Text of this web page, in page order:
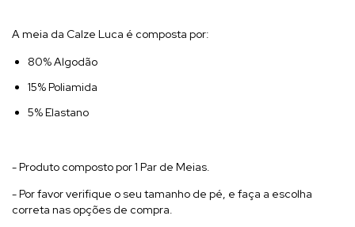
A meia da Calze Luca é composta por:
80% Algodão
15% Poliamida
5% Elastano
- Produto composto por 1 Par de Meias.
- Por favor verifique o seu tamanho de pé, e faça a escolha
correta nas opções de compra.